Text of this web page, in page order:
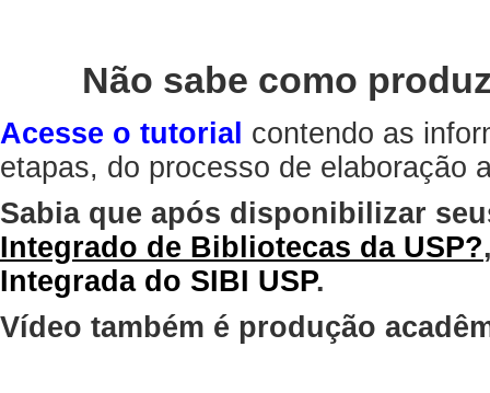
Não sabe como
Acesse o tutorial contendo as
etapas, do processo de elaboração
Sabia que após disponibilizar
Integrado de Bibliotecas da USP?
Integrada do SIBI USP.
Vídeo também é produção